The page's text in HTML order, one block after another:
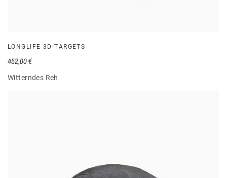
LONGLIFE 3D-TARGETS
Witterndes Reh
452,00 €